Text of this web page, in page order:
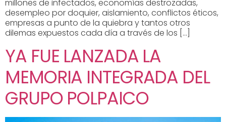
millones de infectados, economías destrozadas,
desempleo por doquier, aislamiento, conflictos éticos,
empresas a punto de la quiebra y tantos otros
dilemas expuestos cada día a través de los […]
YA FUE LANZADA LA
MEMORIA INTEGRADA DEL
GRUPO POLPAICO